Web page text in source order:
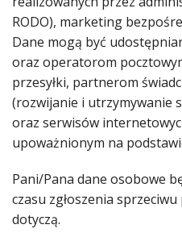
RODO), marketing
Dane mogą być
oraz operatorom
przesyłki, partnerom
(rozwijanie i utrzymywanie
oraz serwisów
upoważnionym na
Pani/Pana dane osobowe
czasu zgłoszenia
dotyczą.